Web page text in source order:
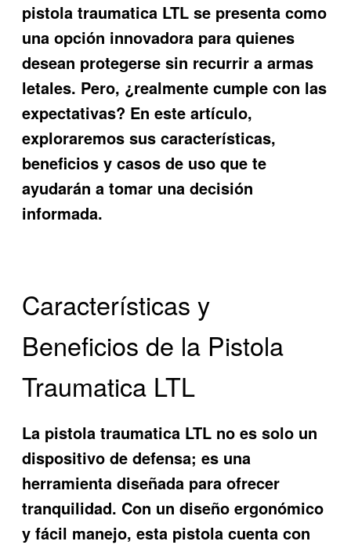
pistola traumatica LTL se presenta como
una opción innovadora para quienes
desean protegerse sin recurrir a armas
letales. Pero, ¿realmente cumple con las
expectativas? En este artículo,
exploraremos sus características,
beneficios y casos de uso que te
ayudarán a tomar una decisión
informada.
Características y
Beneficios de la Pistola
Traumatica LTL
La pistola traumatica LTL no es solo un
dispositivo de defensa; es una
herramienta diseñada para ofrecer
tranquilidad. Con un diseño ergonómico
y fácil manejo, esta pistola cuenta con